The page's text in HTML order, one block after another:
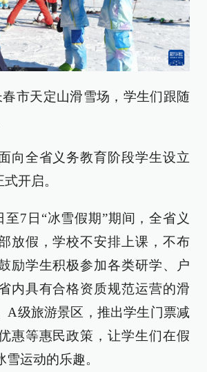
市天定山滑雪场，学生们跟随
向全省义务教育阶段学生设立
开启。
至7日“冰雪假期”期间，全省义
放假，学校不安排上课，不布
励学生积极参加各类研学、户
内具有合格资质规范运营的滑
A级旅游景区，推出学生门票减
惠等惠民政策，让学生们在假
运动的乐趣。